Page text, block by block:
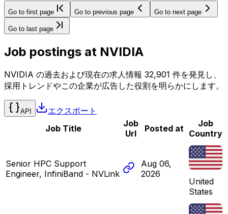
Go to first page Go to previous page Go to next page
Go to last page
Job postings at NVIDIA
NVIDIA の過去および現在の求人情報 32,901 件を発見し、
採用トレンドやこの企業が広告した役割を明らかにします。
API
エクスポート
Job Title
Job
Url
Posted at
Job
Country
Senior HPC Support
Engineer, InfiniBand - NVLink
Aug 06,
2026
United
States